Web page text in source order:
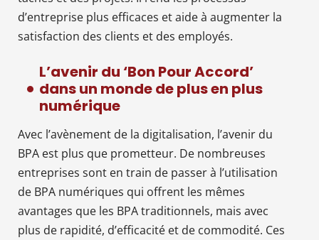
d’entreprise plus efficaces et aide à augmenter la
satisfaction des clients et des employés.
L’avenir du ‘Bon Pour Accord’
dans un monde de plus en plus
numérique
Avec l’avènement de la digitalisation, l’avenir du
BPA est plus que prometteur. De nombreuses
entreprises sont en train de passer à l’utilisation
de BPA numériques qui offrent les mêmes
avantages que les BPA traditionnels, mais avec
plus de rapidité, d’efficacité et de commodité. Ces